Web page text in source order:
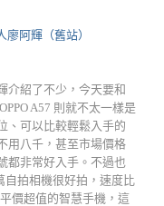
廖阿輝（舊站）
介紹了不少，今天要和
A57 則就不太一樣是
、可以比較輕鬆入手的
用八千，甚至市場價格
都非常好入手。不過也
自拍相機很好拍，速度比
價超值的智慧手機，這